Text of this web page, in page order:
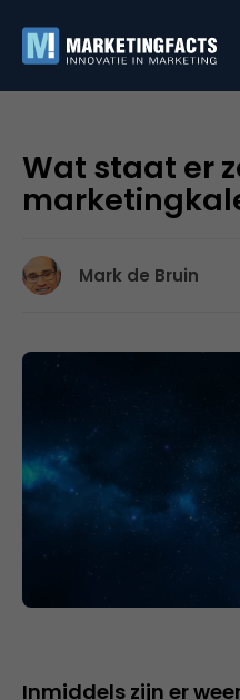
Wat staat er
Mark de Bruin
Inmiddels zijn er